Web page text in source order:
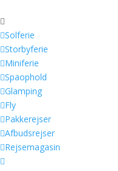

Solferie
Storbyferie
Miniferie
Spaophold
Glamping
Fly
Pakkerejser
Afbudsrejser
Rejsemagasin
